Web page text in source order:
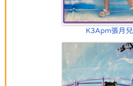
K3Apm張月兒